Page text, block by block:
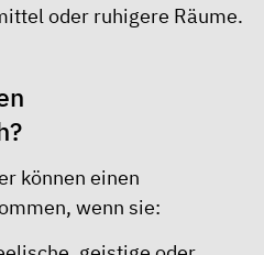
oder ruhigere Räume.
können einen
wenn sie: